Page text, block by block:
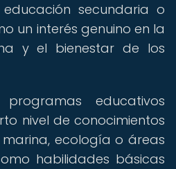
secundaria o
un interés genuino en la
y el bienestar de los
educativos
nivel de conocimientos
ecología o áreas
habilidades básicas